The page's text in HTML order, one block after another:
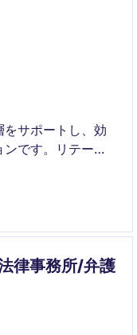
サポートし、効
です。リテール
ャンスです。
律事務所/弁護